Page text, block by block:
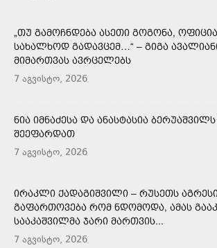
„ᲗᲣ ᲒᲐᲛᲝᲩᲜᲓᲔᲑᲐ ᲐᲡᲔᲗᲘ ᲒᲝᲒᲝᲜᲐ,
ᲡᲐᲮᲐᲚᲮᲝᲓ ᲒᲐᲓᲐᲕᲪᲔᲛ…“ – ᲒᲘᲒᲐ
ᲛᲘᲛᲐᲠᲗᲕᲐᲡ ᲐᲕᲠᲪᲔᲚᲔᲑᲡ
7 აგვისტო, 2026
ᲜᲘᲐ ᲘᲛᲜᲐᲫᲔᲡᲐ ᲓᲐ ᲐᲜᲐᲡᲢᲐᲡᲘᲐ
ᲨᲔᲔᲤᲐᲠᲓᲐᲗ
7 აგვისტო, 2026
ᲘᲠᲐᲙᲚᲘ ᲥᲐᲓᲐᲒᲘᲨᲕᲘᲚᲘ – ᲠᲣᲡᲔᲗᲡ
ᲒᲐᲤᲐᲠᲗᲝᲕᲔᲑᲐ ᲠᲝᲛ ᲜᲓᲝᲛᲝᲓᲐ, ᲐᲛᲐᲡ
ᲡᲐᲐᲙᲐᲨᲕᲘᲚᲛᲐ ᲯᲐᲠᲘ ᲛᲐᲠᲗᲕᲘᲡ...
7 აგვისტო, 2026